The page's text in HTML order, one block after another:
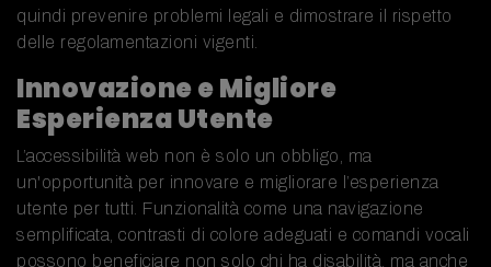
quindi prevenire problemi legali e dimostrare il rispetto
delle regolamentazioni vigenti.
Innovazione e Migliore
Esperienza Utente
L’accessibilità web non è solo un obbligo, ma
un'opportunità per innovare e migliorare l’esperienza
utente per tutti. Funzionalità come una navigazione
semplificata, contrasti di colore adeguati e comandi vocali
possono beneficiare non solo chi ha disabilità, ma anche